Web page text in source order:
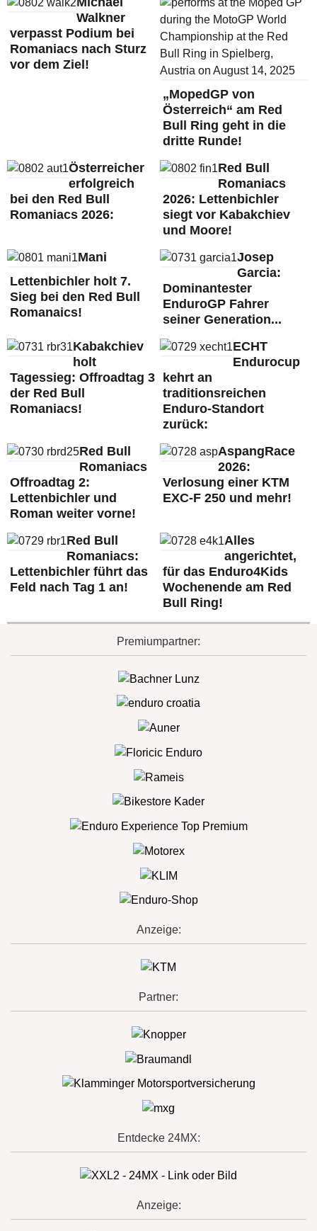
Walkner
verpasst Podium bei
Romaniacs nach Sturz
vor dem Ziel!
„MopedGP von
Österreich“ am Red
Bull Ring geht in die
dritte Runde!
Österreicher
erfolgreich
bei den Red Bull
Romaniacs 2026:
Red Bull
Romaniacs
2026: Lettenbichler
siegt vor Kabakchiev
und Moore!
Mani
Lettenbichler holt 7.
Sieg bei den Red Bull
Romanaics!
Josep
Garcia:
Dominantester
EnduroGP Fahrer
seiner Generation...
Kabakchiev
holt
Tagessieg: Offroadtag 3
der Red Bull
Romaniacs!
ECHT
Endurocup
kehrt an
traditionsreichen
Enduro-Standort
zurück:
Red Bull
Romaniacs
Offroadtag 2:
Lettenbichler und
Roman weiter vorne!
AspangRace
2026:
Verlosung einer KTM
EXC-F 250 und mehr!
Red Bull
Romaniacs:
Lettenbichler führt das
Feld nach Tag 1 an!
Alles
angerichtet,
für das Enduro4Kids
Wochenende am Red
Bull Ring!
Premiumpartner:
Anzeige:
Partner:
Entdecke 24MX:
Anzeige: